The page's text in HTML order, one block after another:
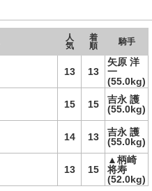
人
気
着
順
騎手
13 13
矢原 洋
一
(55.0kg)
15 15
吉永 護
(55.0kg)
14 13
吉永 護
(55.0kg)
13 15
▲柄崎
将寿
(52.0kg)